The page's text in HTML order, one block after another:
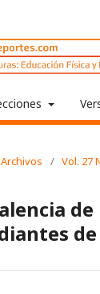
Archivos / Vol. 27